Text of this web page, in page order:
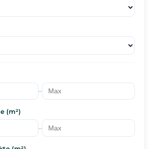
–
(m²)
–